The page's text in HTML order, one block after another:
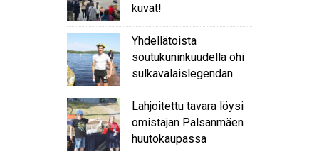
kuvat!
Yhdellätoista
soutukuninkuudella ohi
sulkavalaislegendan
Lahjoitettu tavara löysi
omistajan Palsanmäen
huutokaupassa